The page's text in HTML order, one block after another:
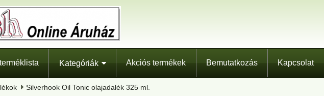
Kategóriák Akciós termékek Bemutatkozás Kapcsolat
Silverhook Oil Tonic olajadalék 325 ml.